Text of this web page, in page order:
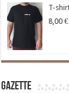
T-
8,00 €
Gazette